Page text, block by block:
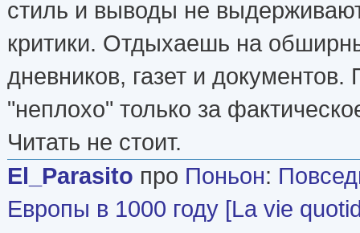
стиль и выводы не
критики. Отдыхаешь на
дневников, газет и документов.
"неплохо" только за
Читать не стоит.
El_Parasito про Поньон:
Европы в 1000 году [La vie